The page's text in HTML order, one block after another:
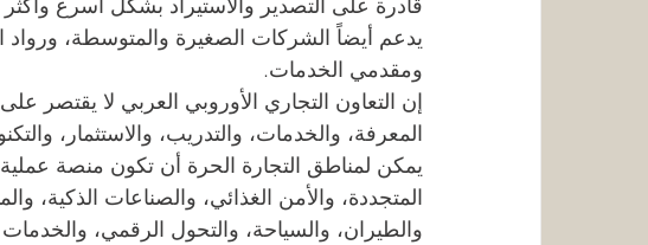
قادرة على التصدير والاستيراد بشكل أسرع
يدعم أيضاً الشركات الصغيرة والمتوسطة، ورواد
ومقدمي الخدمات.
إن التعاون التجاري الأوروبي العربي لا يقتصر
المعرفة، والخدمات، والتدريب، والاستثمار،
يمكن لمناطق التجارة الحرة أن تكون منصة
المتجددة، والأمن الغذائي، والصناعات الذكية،
والطيران، والسياحة، والتحول الرقمي،